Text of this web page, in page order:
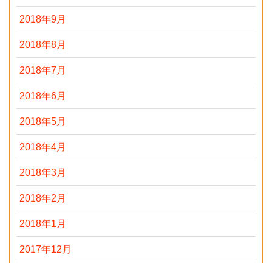
2018年9月
2018年8月
2018年7月
2018年6月
2018年5月
2018年4月
2018年3月
2018年2月
2018年1月
2017年12月